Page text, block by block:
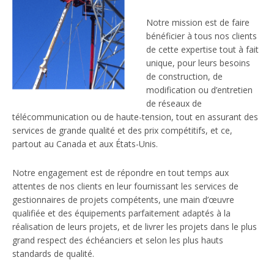
Notre mission est de faire
bénéficier à tous nos clients
de cette expertise tout à fait
unique, pour leurs besoins
de construction, de
modification ou d’entretien
de réseaux de
télécommunication ou de haute-tension, tout en assurant des
services de grande qualité et des prix compétitifs, et ce,
partout au Canada et aux États-Unis.
Notre engagement est de répondre en tout temps aux
attentes de nos clients en leur fournissant les services de
gestionnaires de projets compétents, une main d’œuvre
qualifiée et des équipements parfaitement adaptés à la
réalisation de leurs projets, et de livrer les projets dans le plus
grand respect des échéanciers et selon les plus hauts
standards de qualité.